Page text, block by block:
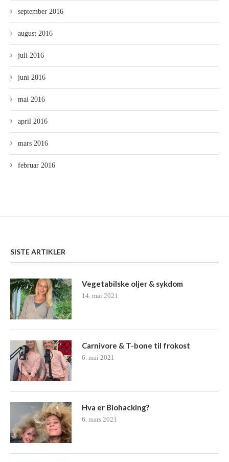
september 2016
august 2016
juli 2016
juni 2016
mai 2016
april 2016
mars 2016
februar 2016
SISTE ARTIKLER
Vegetabilske oljer & sykdom
14. mai 2021
Carnivore & T-bone til frokost
6. mai 2021
Hva er Biohacking?
6. mars 2021